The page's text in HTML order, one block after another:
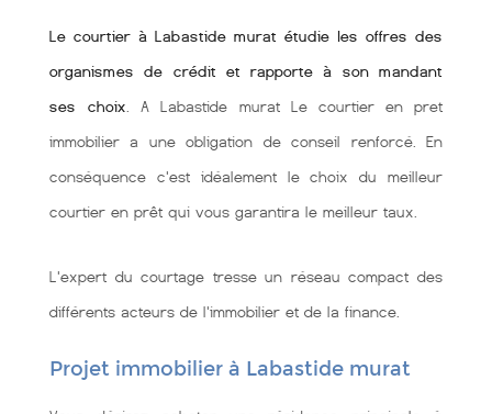
Le courtier à Labastide murat étudie les offres des
organismes de crédit et rapporte à son mandant
ses choix . A Labastide murat Le courtier en pret
immobilier a une obligation de conseil renforcé. En
conséquence c'est idéalement le choix du meilleur
courtier en prêt qui vous garantira le meilleur taux.
L'expert du courtage tresse un réseau compact des
différents acteurs de l'immobilier et de la finance.
Projet immobilier à Labastide murat